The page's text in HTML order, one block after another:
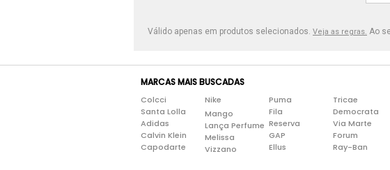
Válido apenas em produtos selecionados. Veja as regras. Ao
MARCAS MAIS BUSCADAS
Colcci
Santa Lolla
Adidas
Calvin Klein
Capodarte
Nike
Mango
Lança Perfume
Melissa
Vizzano
Puma
Fila
Reserva
GAP
Ellus
Tricae
Democrata
Via Marte
Forum
Ray-Ban